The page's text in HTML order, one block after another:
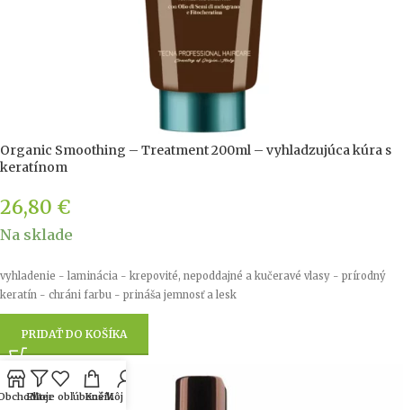
Organic Smoothing – Treatment 200ml – vyhladzujúca kúra s
keratínom
26,80 €
Na sklade
vyhladenie - laminácia - krepovité, nepoddajné a kučeravé vlasy - prírodný
keratín - chráni farbu - prináša jemnosť a lesk
PRIDAŤ DO KOŠÍKA
Filter
Moje obľúbené
KošíkMôj účet